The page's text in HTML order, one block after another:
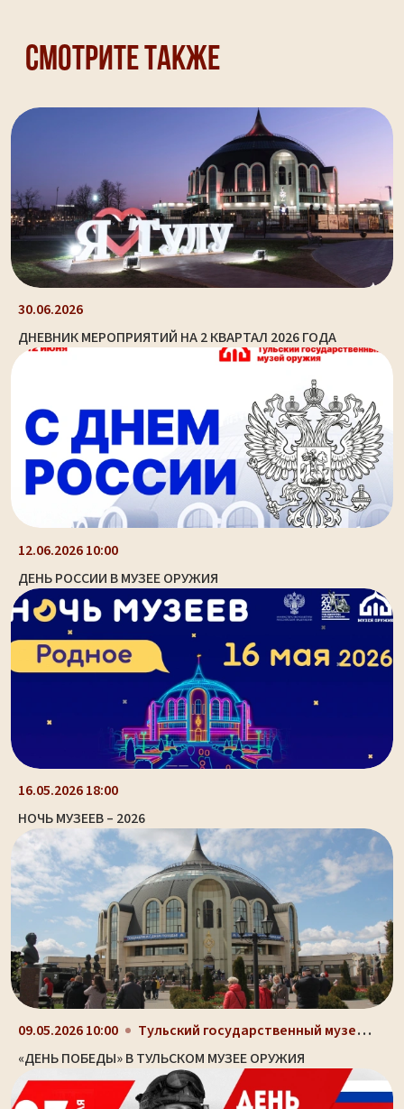
Смотрите также
30.06.2026
ДНЕВНИК МЕРОПРИЯТИЙ НА 2 КВАРТАЛ 2026 ГОДА
12.06.2026 10:00
ДЕНЬ РОССИИ В МУЗЕЕ ОРУЖИЯ
16.05.2026 18:00
НОЧЬ МУЗЕЕВ – 2026
09.05.2026 10:00 Тульский государственный музей оружия, здание-шлем...
«ДЕНЬ ПОБЕДЫ» В ТУЛЬСКОМ МУЗЕЕ ОРУЖИЯ